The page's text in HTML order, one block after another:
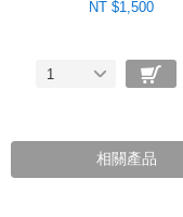
NT $1,500
1
相關產品